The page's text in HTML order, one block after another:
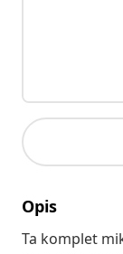
Opis
Ta komplet